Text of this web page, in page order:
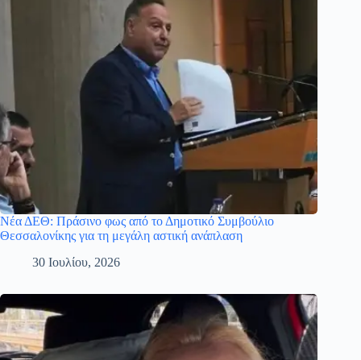
Νέα ΔΕΘ: Πράσινο φως από το Δημοτικό Συμβούλιο
Θεσσαλονίκης για τη μεγάλη αστική ανάπλαση
30 Ιουλίου, 2026